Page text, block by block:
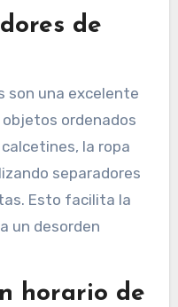
de
son una excelente
ordenados
la ropa
separadores
Esto facilita la
un desorden
horario de